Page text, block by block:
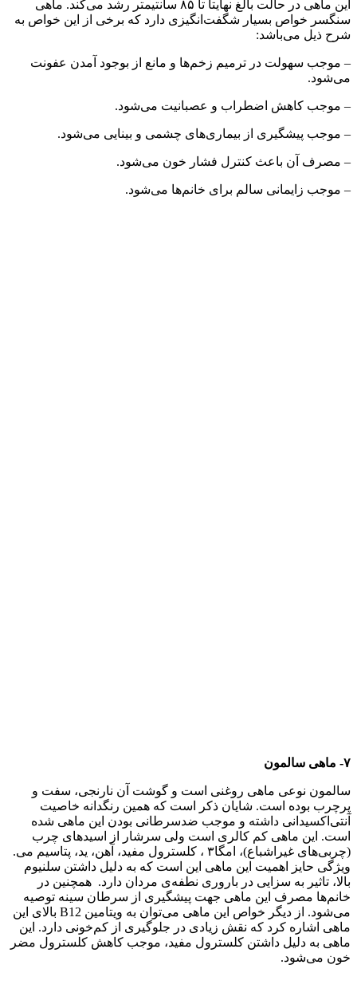
این ماهی در حالت بالغ نهایتا تا ۸۵ سانتیمتر رشد می‌کند. ماهی
سنگسر خواص بسیار شگفت‌انگیزی دارد که برخی از این خواص به
شرح ذیل می‌باشد:
– موجب سهولت در ترمیم زخم‌ها و مانع از بوجود آمدن عفونت
می‌شود.
– موجب کاهش اضطراب و عصبانیت می‌شود.
– موجب پیشگیری از بیماری‌های چشمی و بینایی می‌شود.
– مصرف آن باعث کنترل فشار خون می‌شود.
– موجب زایمانی سالم برای خانم‌ها می‌شود.
۷- ماهی سالمون
سالمون نوعی ماهی روغنی است و گوشت آن نارنجی، سفت و
پرچرب بوده است. شایان ذکر است که همین رنگدانه خاصیت
آنتی‌اکسیدانی داشته و موجب ضدسرطانی بودن این ماهی شده
است. این ماهی کم کالری است ولی سرشار از اسیدهای چرب
(چربی‌های غیراشباع)، امگا۳ ، کلسترول مفید، آهن، ید، پتاسیم می.
ویژگی حایز اهمیت این ماهی این است که به دلیل داشتن سلنیوم
بالا، تاثیر به سزایی در باروری نطفه‌ی مردان دارد. همچنین در
خانم‌ها مصرف این ماهی جهت پیشگیری از سرطان سینه توصیه
می‌شود. از دیگر خواص این ماهی می‌توان به ویتامین B12 بالای این
ماهی اشاره کرد که نقش زیادی در جلوگیری از کم‌خونی دارد. این
ماهی به دلیل داشتن کلسترول مفید، موجب کاهش کلسترول مضر
خون می‌شود.